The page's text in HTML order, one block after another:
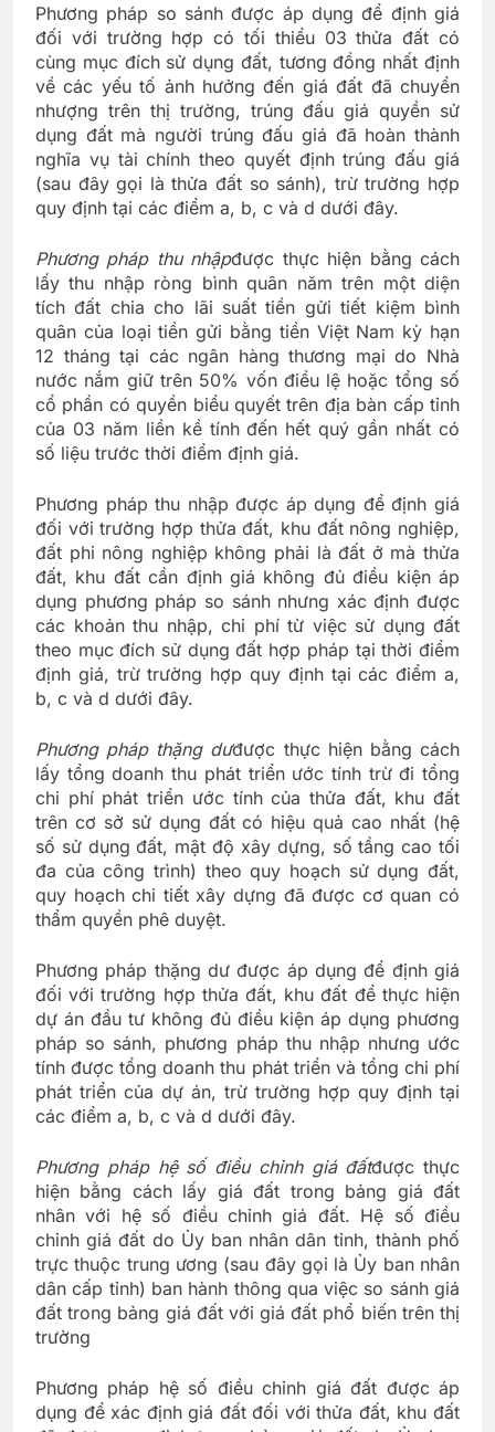
Phương pháp so sánh được áp dụng để định giá
đối với trường hợp có tối thiểu 03 thửa đất có
cùng mục đích sử dụng đất, tương đồng nhất định
về các yếu tố ảnh hưởng đến giá đất đã chuyển
nhượng trên thị trường, trúng đấu giá quyền sử
dụng đất mà người trúng đấu giá đã hoàn thành
nghĩa vụ tài chính theo quyết định trúng đấu giá
(sau đây gọi là thửa đất so sánh), trừ trường hợp
quy định tại các điểm a, b, c và d dưới đây.
Phương pháp thu nhậpđược thực hiện bằng cách
lấy thu nhập ròng bình quân năm trên một diện
tích đất chia cho lãi suất tiền gửi tiết kiệm bình
quân của loại tiền gửi bằng tiền Việt Nam kỳ hạn
12 tháng tại các ngân hàng thương mại do Nhà
nước nắm giữ trên 50% vốn điều lệ hoặc tổng số
cổ phần có quyền biểu quyết trên địa bàn cấp tỉnh
của 03 năm liền kề tính đến hết quý gần nhất có
số liệu trước thời điểm định giá.
Phương pháp thu nhập được áp dụng để định giá
đối với trường hợp thửa đất, khu đất nông nghiệp,
đất phi nông nghiệp không phải là đất ở mà thửa
đất, khu đất cần định giá không đủ điều kiện áp
dụng phương pháp so sánh nhưng xác định được
các khoản thu nhập, chi phí từ việc sử dụng đất
theo mục đích sử dụng đất hợp pháp tại thời điểm
định giá, trừ trường hợp quy định tại các điểm a,
b, c và d dưới đây.
Phương pháp thặng dưđược thực hiện bằng cách
lấy tổng doanh thu phát triển ước tính trừ đi tổng
chi phí phát triển ước tính của thửa đất, khu đất
trên cơ sở sử dụng đất có hiệu quả cao nhất (hệ
số sử dụng đất, mật độ xây dựng, số tầng cao tối
đa của công trình) theo quy hoạch sử dụng đất,
quy hoạch chi tiết xây dựng đã được cơ quan có
thẩm quyền phê duyệt.
Phương pháp thặng dư được áp dụng để định giá
đối với trường hợp thửa đất, khu đất để thực hiện
dự án đầu tư không đủ điều kiện áp dụng phương
pháp so sánh, phương pháp thu nhập nhưng ước
tính được tổng doanh thu phát triển và tổng chi phí
phát triển của dự án, trừ trường hợp quy định tại
các điểm a, b, c và d dưới đây.
Phương pháp hệ số điều chỉnh giá đấtđược thực
hiện bằng cách lấy giá đất trong bảng giá đất
nhân với hệ số điều chỉnh giá đất. Hệ số điều
chỉnh giá đất do Ủy ban nhân dân tỉnh, thành phố
trực thuộc trung ương (sau đây gọi là Ủy ban nhân
dân cấp tỉnh) ban hành thông qua việc so sánh giá
đất trong bảng giá đất với giá đất phổ biến trên thị
trường
Phương pháp hệ số điều chỉnh giá đất được áp
dụng để xác định giá đất đối với thửa đất, khu đất